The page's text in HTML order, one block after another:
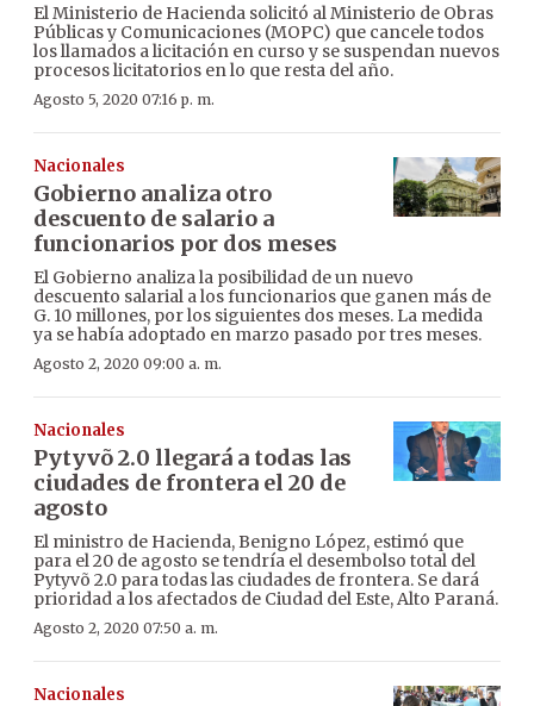
El Ministerio de Hacienda solicitó al Ministerio de Obras
Públicas y Comunicaciones (MOPC) que cancele todos
los llamados a licitación en curso y se suspendan nuevos
procesos licitatorios en lo que resta del año.
Agosto 5, 2020 07:16 p. m.
Nacionales
Gobierno analiza otro
descuento de salario a
funcionarios por dos meses
El Gobierno analiza la posibilidad de un nuevo
descuento salarial a los funcionarios que ganen más de
G. 10 millones, por los siguientes dos meses. La medida
ya se había adoptado en marzo pasado por tres meses.
Agosto 2, 2020 09:00 a. m.
Nacionales
Pytyvõ 2.0 llegará a todas las
ciudades de frontera el 20 de
agosto
El ministro de Hacienda, Benigno López, estimó que
para el 20 de agosto se tendría el desembolso total del
Pytyvõ 2.0 para todas las ciudades de frontera. Se dará
prioridad a los afectados de Ciudad del Este, Alto Paraná.
Agosto 2, 2020 07:50 a. m.
Nacionales